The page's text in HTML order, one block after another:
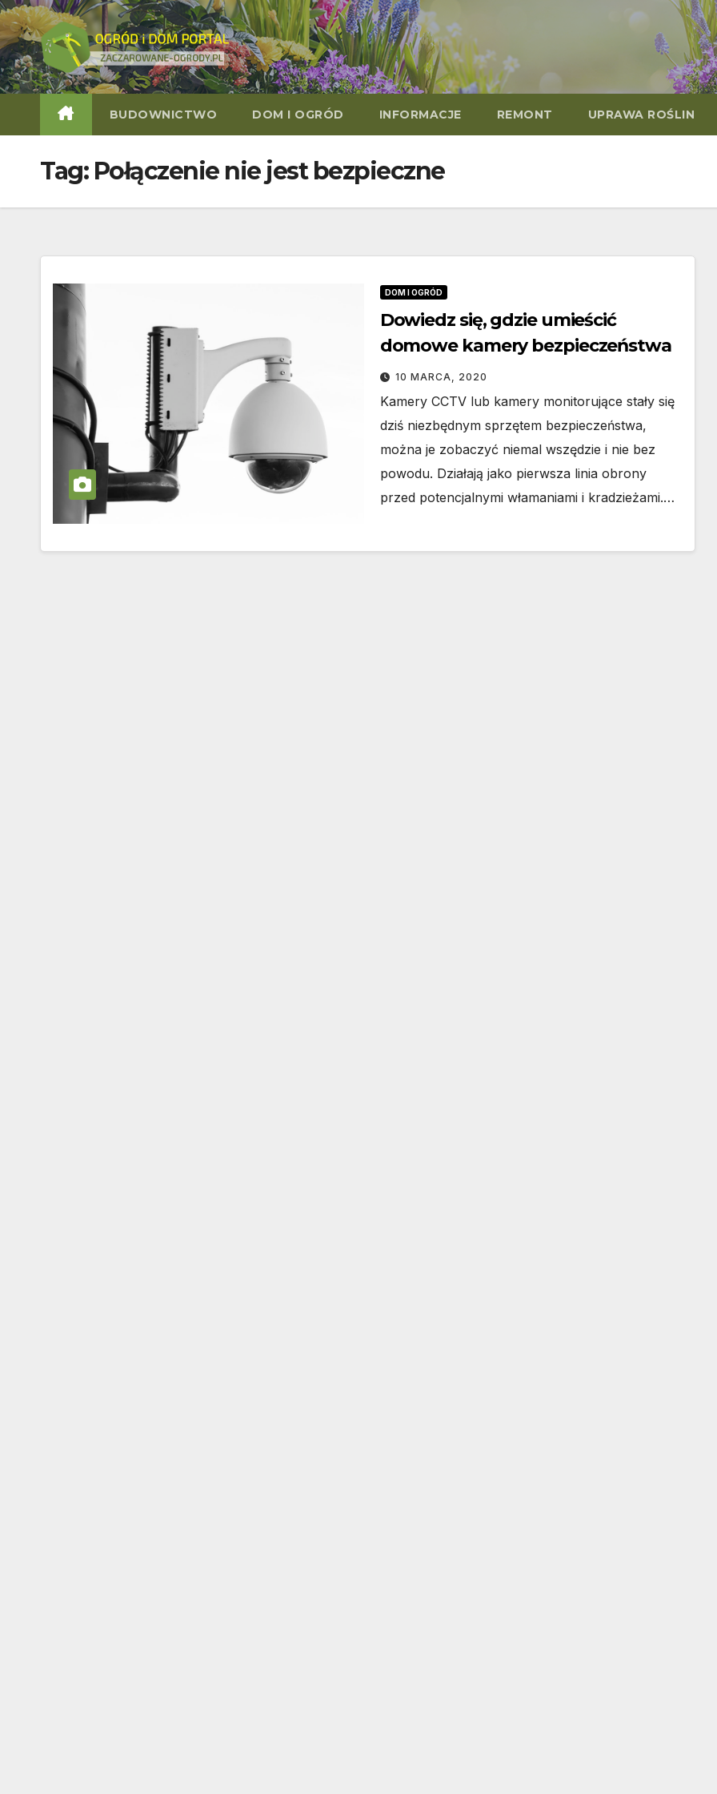
Skip
to
content
BUDOWNICTWO DOM I OGRÓD INFORMACJE REMONT UPRAWA ROŚLIN
Tag: Połączenie nie jest bezpieczne
DOM I OGRÓD
Dowiedz się, gdzie umieścić
domowe kamery bezpieczeństwa
10 MARCA, 2020
Kamery CCTV lub kamery monitorujące stały się
dziś niezbędnym sprzętem bezpieczeństwa,
można je zobaczyć niemal wszędzie i nie bez
powodu. Działają jako pierwsza linia obrony
przed potencjalnymi włamaniami i kradzieżami.…